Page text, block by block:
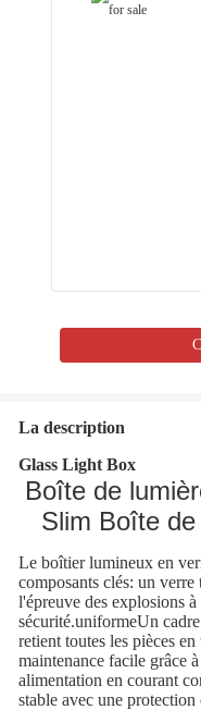
La description
Glass Light Box
Boîte de
Slim Boîte
Le boîtier lumineux en
composants clés: un verre
l'épreuve des explosions
sécurité.uniformeUn
retient toutes les pièces
maintenance facile grâce
alimentation en courant
stable avec une